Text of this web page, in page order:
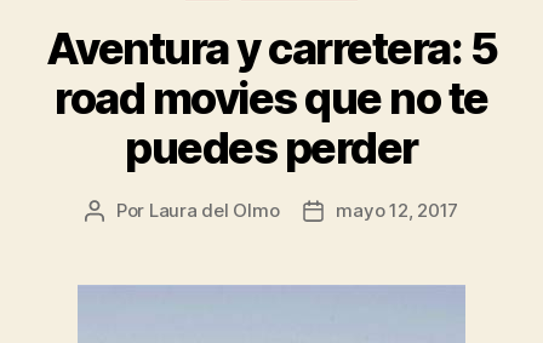
Aventura y carretera: 5
road movies que no te
puedes perder
Autor
entrada
Por Laura del Olmo
Fecha
entrada
mayo 12, 2017